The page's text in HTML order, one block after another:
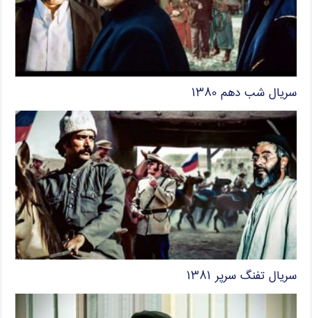
سریال شب دهم ۱۳۸۰
سریال تفنگ سرپر ۱۳۸۱